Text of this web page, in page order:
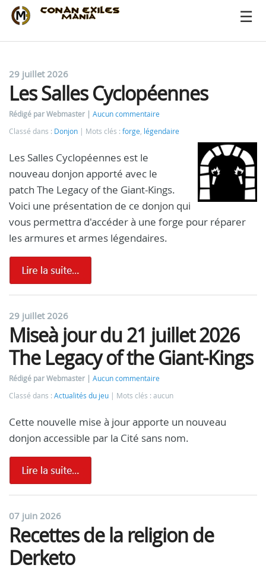
29 juillet 2026
Les Salles Cyclopéennes
Rédigé par Webmaster
Aucun commentaire
Classé dans : Donjon Mots clés : forge, légendaire
Les Salles Cyclopéennes est le
nouveau donjon apporté avec le
patch The Legacy of the Giant-Kings.
Voici une présentation de ce donjon qui
vous permettra d'accéder à une forge pour réparer
les armures et armes légendaires.
29 juillet 2026
Miseà jour du 21 juillet 2026
The Legacy of the Giant-Kings
Rédigé par Webmaster
Aucun commentaire
Classé dans : Actualités du jeu Mots clés : aucun
Cette nouvelle mise à jour apporte un nouveau
donjon accessible par la Cité sans nom.
07 juin 2026
Recettes de la religion de
Derketo